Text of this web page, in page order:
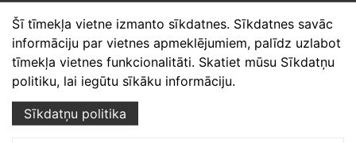
Skārdnieks M
Ofiss, ražošana, noliktava.
Šī tīmekļa vietne izmanto sīkdatnes. Sīkdatnes savāc
informāciju par vietnes apmeklējumiem, palīdz uzlabot
tīmekļa vietnes funkcionalitāti. Skatiet mūsu Sīkdatņu
politiku, lai iegūtu sīkāku informāciju.
Sīkdatņu politika